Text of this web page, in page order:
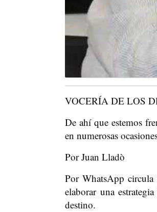
VOCERÍA DE LOS
De ahí que estemos
en numerosas
Por Juan Lladò
Por WhatsApp
elaborar una
destino.